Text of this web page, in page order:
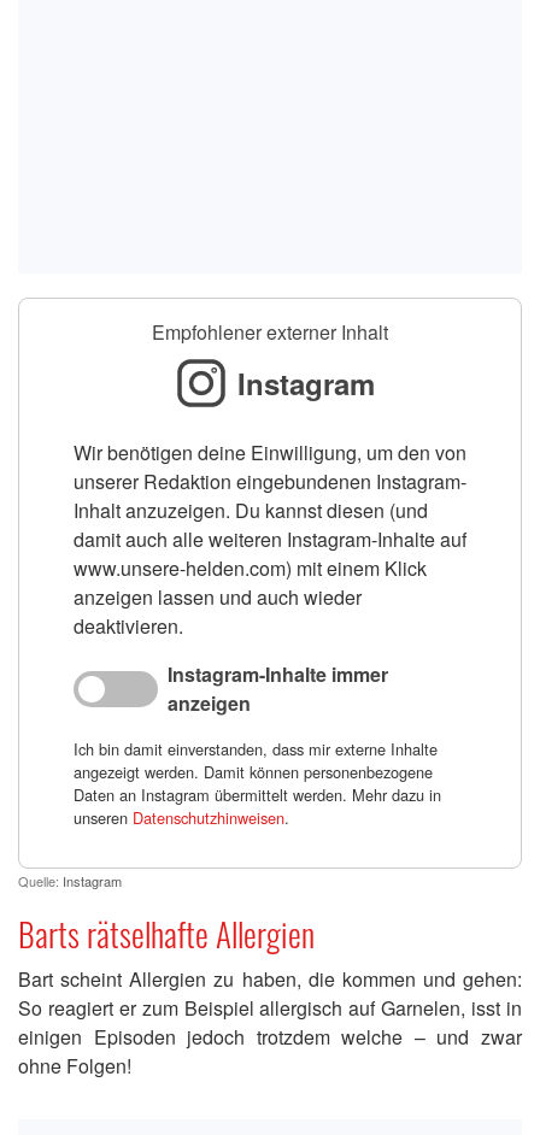
Empfohlener externer Inhalt
Instagram
Wir benötigen deine Einwilligung, um den von
unserer Redaktion eingebundenen Instagram-
Inhalt anzuzeigen. Du kannst diesen (und
damit auch alle weiteren Instagram-Inhalte auf
www.unsere-helden.com) mit einem Klick
anzeigen lassen und auch wieder
deaktivieren.
Instagram-Inhalte immer
anzeigen
Ich bin damit einverstanden, dass mir externe Inhalte
angezeigt werden. Damit können personenbezogene
Daten an Instagram übermittelt werden. Mehr dazu in
unseren Datenschutzhinweisen.
Quelle: Instagram
Barts rätselhafte Allergien
Bart scheint Allergien zu haben, die kommen und gehen:
So reagiert er zum Beispiel allergisch auf Garnelen, isst in
einigen Episoden jedoch trotzdem welche – und zwar
ohne Folgen!